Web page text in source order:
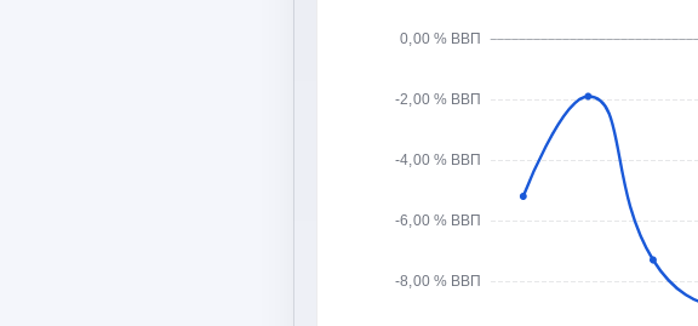
-8,00 % ВВП
-6,00 % ВВП
-4,00 % ВВП
-2,00 % ВВП
0,00 % ВВП